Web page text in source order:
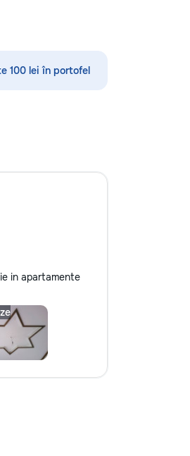
нанесение защитных составов,
тонировку в соответствии с
стандартов обслуживания,
100 lei în portofel
in apartamente